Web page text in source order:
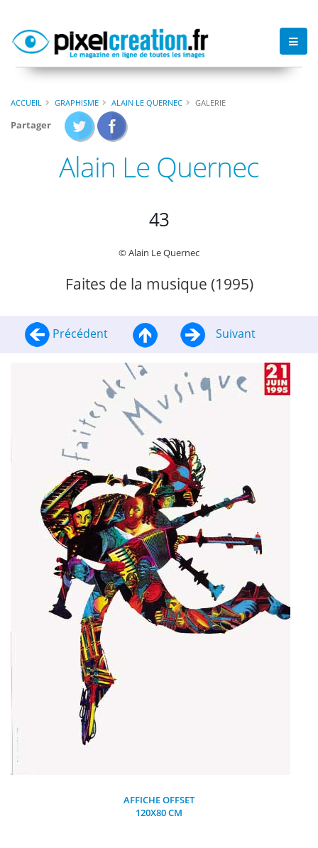
ACCUEIL GRAPHISME ALAIN LE QUERNEC GALERIE
Partager
Alain Le Quernec
43
© Alain Le Quernec
Faites de la musique (1995)
Précédent Suivant
AFFICHE OFFSET
120X80 CM